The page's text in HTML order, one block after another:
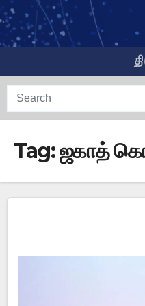
Skip
to
content
Tag:ஜகாத்